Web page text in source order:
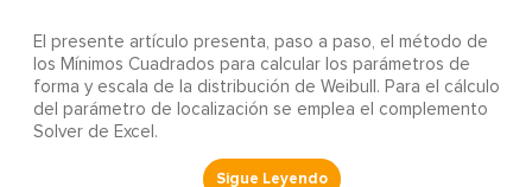
El presente artículo presenta, paso a paso, el método de
los Mínimos Cuadrados para calcular los parámetros de
forma y escala de la distribución de Weibull. Para el cálculo
del parámetro de localización se emplea el complemento
Solver de Excel.